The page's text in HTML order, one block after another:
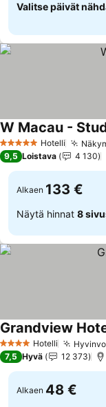
Valitse päivät
5 Tähtiluokitus
Hotelli
W Macau -
9,5 Loistava 4 130
Alkaen 133 €
Näytä hinnat 8
4 Tähtiluokitus
Hotelli
Grandview
7,5 Hyvä 12 373
Alkaen 48 €